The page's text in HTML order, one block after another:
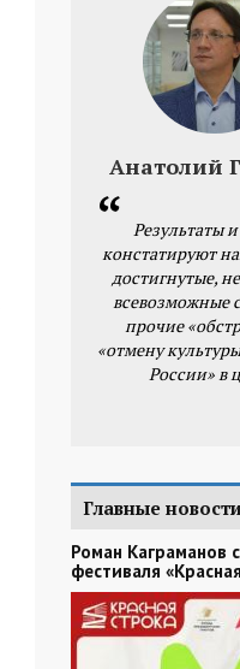
Анатолий
Результаты
констатируют
достигнутые,
всевозможные
прочие
«отмену
России» в
Главные
Роман Каграманов
фестиваля